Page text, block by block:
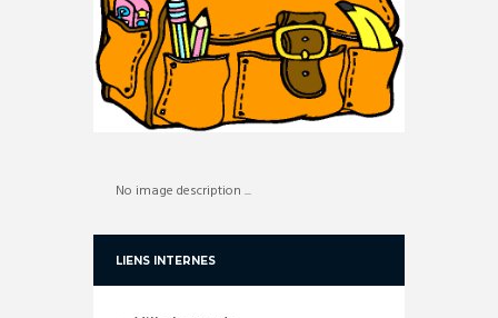
No image description ...
LIENS INTERNES